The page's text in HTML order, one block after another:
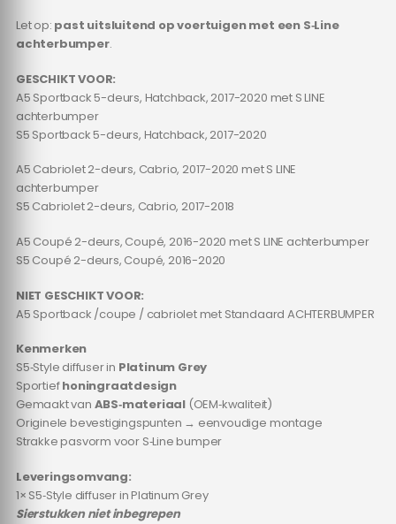
Let op: past uitsluitend op voertuigen met een S‑Line
achterbumper.
GESCHIKT VOOR:
A5 Sportback 5-deurs, Hatchback, 2017-2020 met S LINE
achterbumper
S5 Sportback 5-deurs, Hatchback, 2017-2020
A5 Cabriolet 2-deurs, Cabrio, 2017-2020 met S LINE
achterbumper
S5 Cabriolet 2-deurs, Cabrio, 2017-2018
A5 Coupé 2-deurs, Coupé, 2016-2020 met S LINE achterbumper
S5 Coupé 2-deurs, Coupé, 2016-2020
NIET GESCHIKT VOOR:
A5 Sportback /coupe / cabriolet met Standaard ACHTERBUMPER
Kenmerken
S5‑Style diffuser in Platinum Grey
Sportiefhoningraatdesign
Gemaakt van ABS‑materiaal (OEM‑kwaliteit)
Originele bevestigingspunten → eenvoudige montage
Strakke pasvorm voor S‑Line bumper
Leveringsomvang:
1× S5‑Style diffuser in Platinum Grey
Sierstukken niet inbegrepen